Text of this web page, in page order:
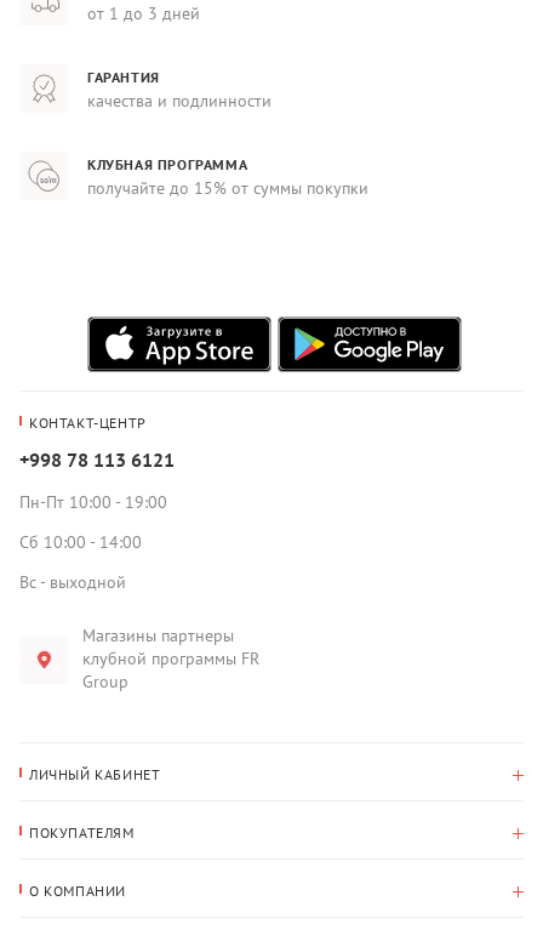
от 1 до 3 дней
ГАРАНТИЯ
качества и подлинности
КЛУБНАЯ ПРОГРАММА
получайте до 15% от суммы покупки
КОНТАКТ-ЦЕНТР
+998 78 113 6121
Пн-Пт 10:00 - 19:00
Сб 10:00 - 14:00
Вс - выходной
Магазины партнеры
клубной программы FR
Group
ЛИЧНЫЙ КАБИНЕТ
Адрес для доставки
ПОКУПАТЕЛЯМ
О КОМПАНИИ